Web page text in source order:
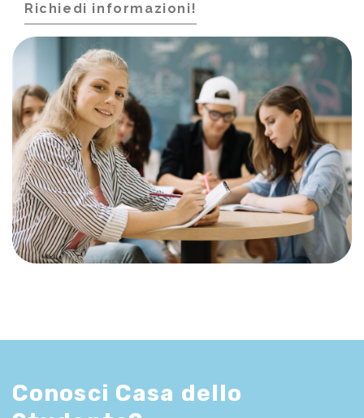
Richiedi informazioni!
Conosci Casa dello